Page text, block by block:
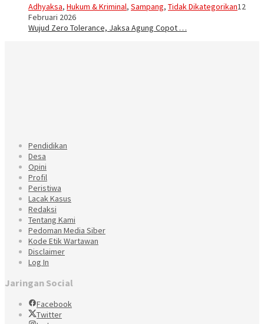
Adhyaksa, Hukum & Kriminal, Sampang, Tidak Dikategorikan12
Februari 2026
Wujud Zero Tolerance, Jaksa Agung Copot …
Pendidikan
Desa
Opini
Profil
Peristiwa
Lacak Kasus
Redaksi
Tentang Kami
Pedoman Media Siber
Kode Etik Wartawan
Disclaimer
Log In
Jaringan Social
Facebook
Twitter